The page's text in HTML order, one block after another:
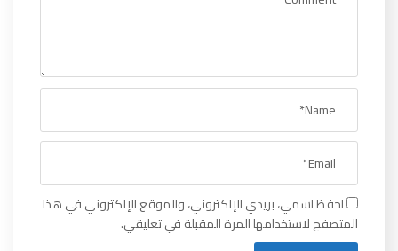
احفظ اسمي، بريدي الإلكتروني، والموقع الإلكتروني في هذا
المتصفح لاستخدامها المرة المقبلة في تعليقي.